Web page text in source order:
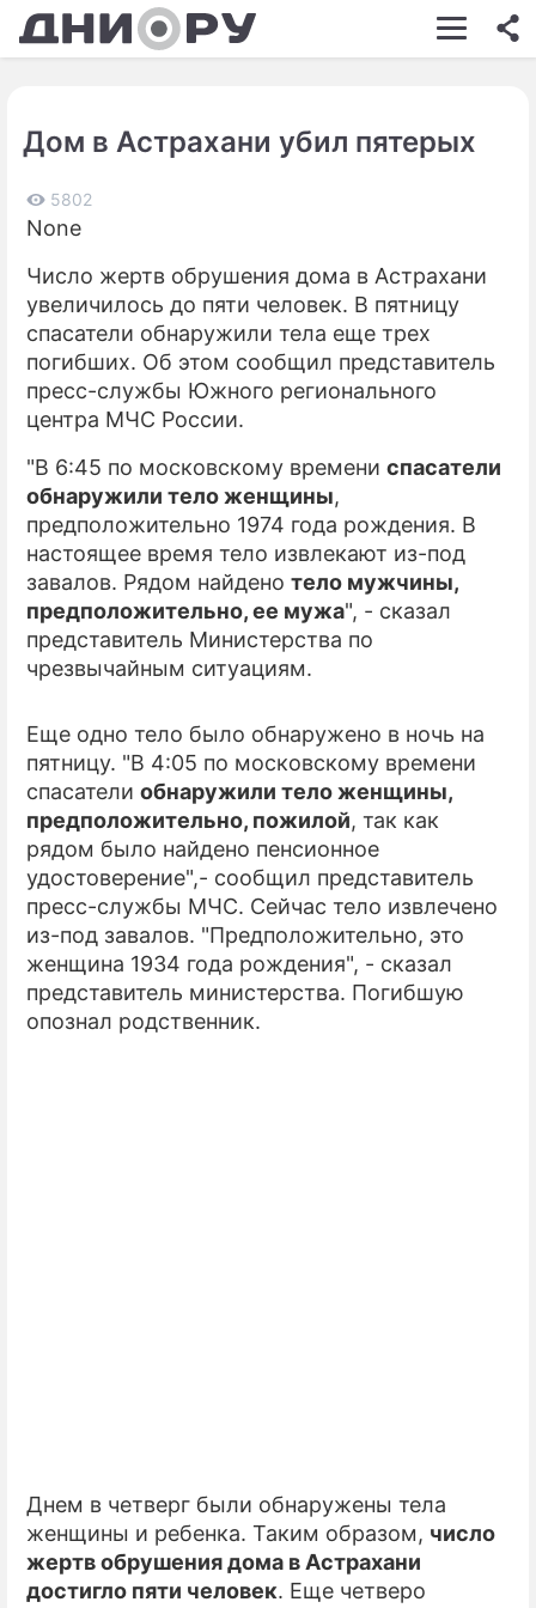
ШОУ-БИЗНЕС
КИНО
ЭКОНОМИКА
ПРОИСШЕСТВИЯ
СОННИК
СЕРИАЛЫ
ИГРЫ
ПРЕСС-РЕЛИЗЫ
О ПРОЕКТЕ
Дом в Астрахани убил пятерых
5802
None
Число жертв обрушения дома в Астрахани
увеличилось до пяти человек. В пятницу
спасатели обнаружили тела еще трех
погибших. Об этом сообщил представитель
пресс-службы Южного регионального
центра МЧС России.
"В 6:45 по московскому времени спасатели
обнаружили тело женщины,
предположительно 1974 года рождения. В
настоящее время тело извлекают из-под
завалов. Рядом найдено тело мужчины,
предположительно, ее мужа", - сказал
представитель Министерства по
чрезвычайным ситуациям.
Еще одно тело было обнаружено в ночь на
пятницу. "В 4:05 по московскому времени
спасатели обнаружили тело женщины,
предположительно, пожилой, так как
рядом было найдено пенсионное
удостоверение",- сообщил представитель
пресс-службы МЧС. Сейчас тело извлечено
из-под завалов. "Предположительно, это
женщина 1934 года рождения", - сказал
представитель министерства. Погибшую
опознал родственник.
Днем в четверг были обнаружены тела
женщины и ребенка. Таким образом, число
жертв обрушения дома в Астрахани
достигло пяти человек. Еще четверо